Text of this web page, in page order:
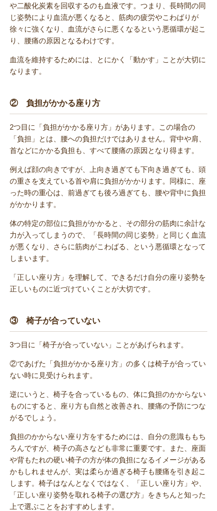
や二酸化炭素を回収するのも血液です。つまり、長時間の同
じ姿勢により血流が悪くなると、筋肉の疲労やこわばりが
徐々に強くなり、血流がさらに悪くなるという悪循環が起こ
り、腰痛の原因となるわけです。
血流を維持するためには、とにかく「動かす」ことが大切に
なります。
② 負担がかかる座り方
2つ目に「負担がかかる座り方」があります。この場合の
「負担」とは、腰への負担だけではありません。背中や肩、
首などにかかる負担も、すべて腰痛の原因となり得ます。
例えば顔の向きですが、上向き過ぎても下向き過ぎても、頭
の重さを支えている首や肩に負担がかかります。同様に、座
った時の重心は、前過ぎても後ろ過ぎても、腰や背中に負担
がかかります。
体の特定の部位に負担がかかると、その部分の筋肉に余計な
力が入ってしまうので、「長時間の同じ姿勢」と同じく血流
が悪くなり、さらに筋肉がこわばる、という悪循環となって
しまいます。
「正しい座り方」を理解して、できるだけ自分の座り姿勢を
正しいものに近づけていくことが大切です。
③ 椅子が合っていない
3つ目に「椅子が合っていない」ことがあげられます。
②であげた「負担がかかる座り方」の多くは椅子が合ってい
ない時に見受けられます。
逆にいうと、椅子を合っているもの、体に負担のかからない
ものにすると、座り方も自然と改善され、腰痛の予防につな
がるでしょう。
負担のかからない座り方をするためには、自分の意識ももち
ろんですが、椅子の高さなども非常に重要です。また、座面
や背もたれの硬い椅子の方が体の負担になるイメージがある
かもしれませんが、実は柔らか過ぎる椅子も腰痛を引き起こ
します。椅子はなんとなくではなく、「正しい座り方」や、
「正しい座り姿勢を取れる椅子の選び方」をきちんと知った
上で選ぶことをおすすめします。